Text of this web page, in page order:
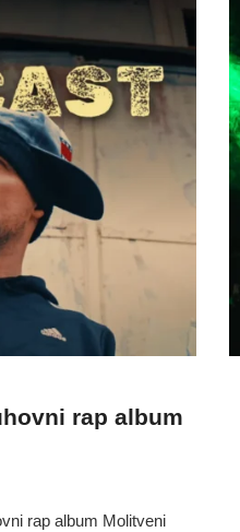
rap album
rap album Molitveni